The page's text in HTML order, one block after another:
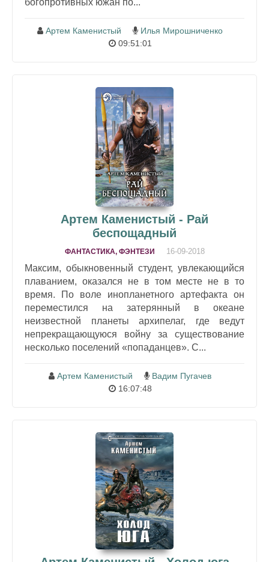
Артем Каменистый
Илья Мирошниченко
09:51:01
Артем Каменистый - Рай
беспощадный
ФАНТАСТИКА, ФЭНТЕЗИ 16-09-2018
Максим, обыкновенный студент, увлекающийся
плаванием, оказался не в том месте не в то
время. По воле инопланетного артефакта он
переместился на затерянный в океане
неизвестной планеты архипелаг, где ведут
непрекращающуюся войну за существование
несколько поселений «попаданцев». С...
Артем Каменистый
Вадим Пугачев
16:07:48